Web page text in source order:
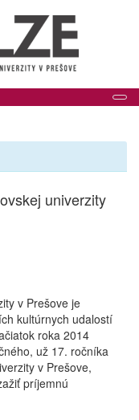
univerzity
v Prešove je
kultúrnych udalostí
roka 2014
už 17. ročníka
v Prešove,
príjemnú